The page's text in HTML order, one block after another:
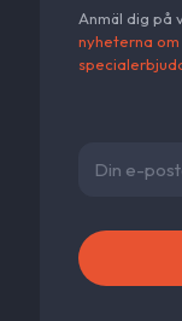
Anmäl dig på
nyheterna